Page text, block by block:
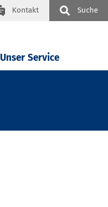
Kontakt Suche
Unser Service